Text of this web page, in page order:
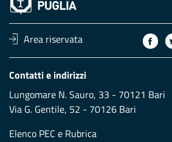
Area riservata
Contatti e indirizzi
Lungomare N. Sauro, 33 - 70121 Bari
Via G. Gentile, 52 - 70126 Bari
Elenco PEC e Rubrica